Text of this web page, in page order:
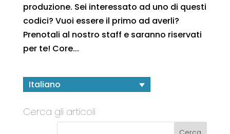
produzione. Sei interessato ad uno di questi
codici? Vuoi essere il primo ad averli?
Prenotali al nostro staff e saranno riservati
per te! Core...
Italiano
Cerca gli articoli